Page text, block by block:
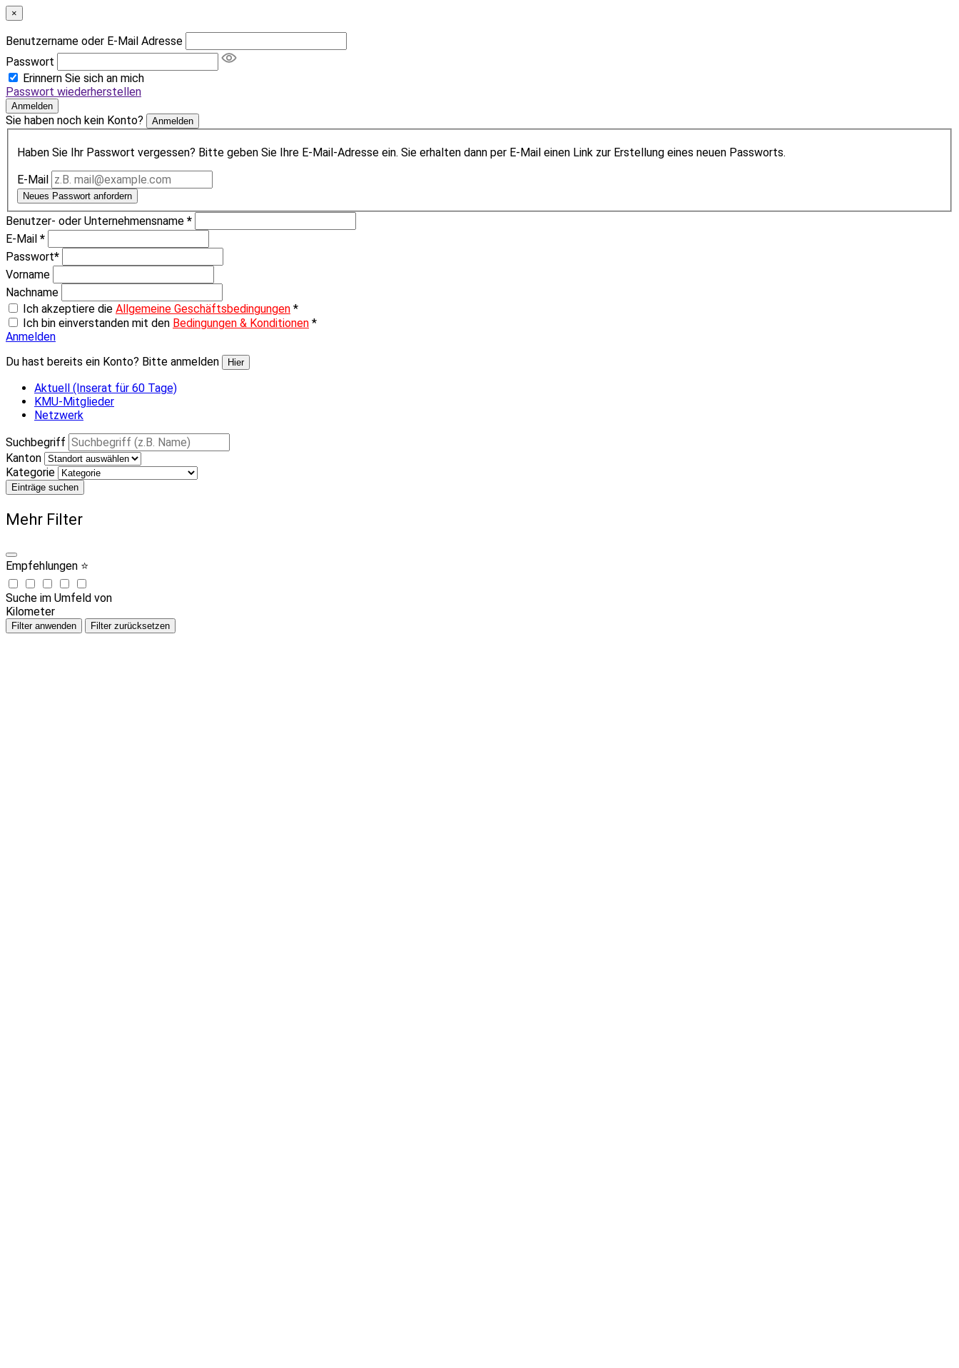
×
Benutzername oder E-Mail Adresse
Passwort
Erinnern Sie sich an mich
Passwort wiederherstellen
Anmelden
Sie haben noch kein Konto? Anmelden
Haben Sie Ihr Passwort vergessen? Bitte geben Sie Ihre E-Mail-Adresse ein. Sie erhalten dann per E-Mail einen Link zur Erstellung eines neuen Passworts.
E-Mail
Neues Passwort anfordern
Benutzer- oder Unternehmensname *
E-Mail *
Passwort*
Vorname
Nachname
Ich akzeptiere die Allgemeine Geschäftsbedingungen *
Ich bin einverstanden mit den Bedingungen & Konditionen *
Anmelden
Du hast bereits ein Konto? Bitte anmelden
Hier
Aktuell (Inserat für 60 Tage)
KMU-Mitglieder
Netzwerk
Suchbegriff
Kanton
Kategorie
Einträge suchen
Mehr Filter
Empfehlungen ⭐
Suche im Umfeld von
Kilometer
Filter anwenden Filter zurücksetzen